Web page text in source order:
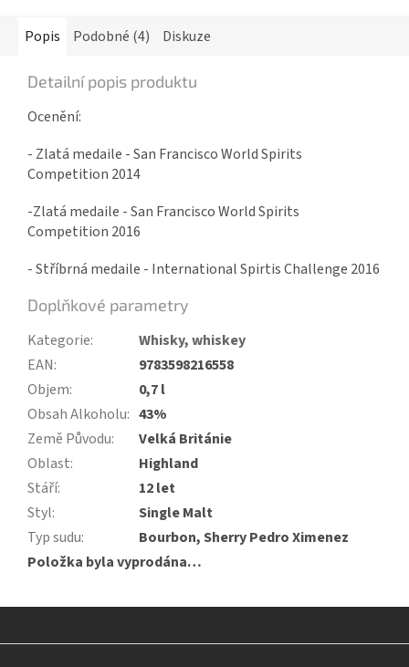
Popis Podobné (4) Diskuze
Detailní popis produktu
Ocenění:
- Zlatá medaile - San Francisco World Spirits
Competition 2014
-Zlatá medaile - San Francisco World Spirits
Competition 2016
- Stříbrná medaile - International Spirtis Challenge 2016
Doplňkové parametry
Kategorie:
Whisky, whiskey
EAN:
9783598216558
Objem:
0,7 l
Obsah Alkoholu: 43%
Země Původu:
Velká Británie
Oblast:
Highland
Stáří:
12 let
Styl:
Single Malt
Typ sudu:
Bourbon, Sherry Pedro Ximenez
Položka byla vyprodána…